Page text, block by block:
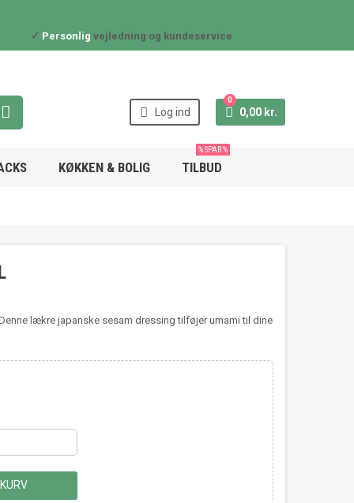
✓ Personlig vejledning og kundeservice
  Log ind  0,00 kr.
0
KØKKEN & BOLIG TILBUD
% SPAR %
lækre japanske sesam dressing tilføjer umami til dine